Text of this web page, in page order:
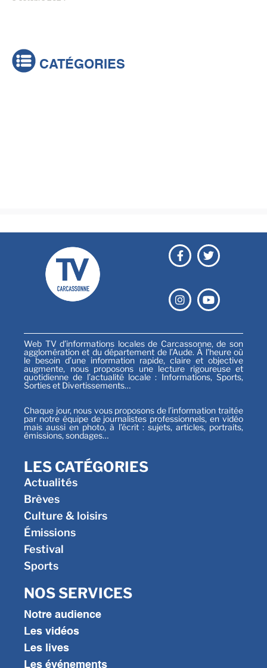
CATÉGORIES
Web TV d’informations locales de Carcassonne, de son
agglomération et du département de l’Aude. À l’heure où
le besoin d’une information rapide, claire et objective
augmente, nous proposons une lecture rigoureuse et
quotidienne de l’actualité locale : Informations, Sports,
Sorties et Divertissements…
Chaque jour, nous vous proposons de l’information traitée
par notre équipe de journalistes professionnels, en vidéo
mais aussi en photo, à l’écrit : sujets, articles, portraits,
émissions, sondages…
LES CATÉGORIES
Actualités
Brèves
Culture & loisirs
Émissions
Festival
Sports
NOS SERVICES
Notre audience
Les vidéos
Les lives
Les événements